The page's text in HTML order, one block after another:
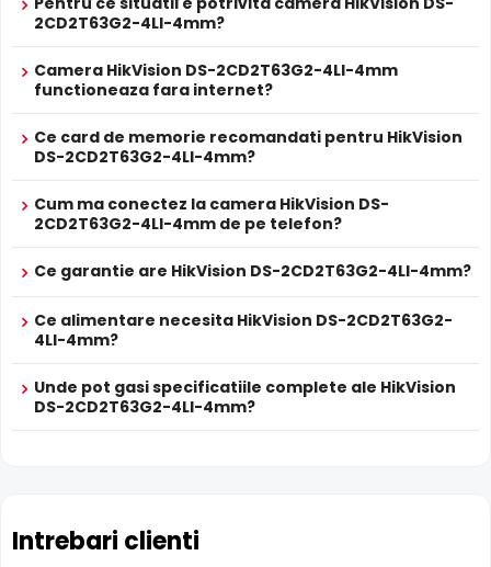
Filtru IR Mecanic (ICR)
mecanic autoretractabilce filtreaza lumina in infrarosu
pe timpul zilei, pentru a evita defectele de culoare, iar pe
sa treaca, imbunatatind vizibilitatea.
intensitatea iluminatorului in infrarosu in functie de
2CD2T63G2-4LI-4mm?
Camera HikVision DS-2CD2T63G2-4LI-4mm
functioneaza fara internet?
Ce card de memorie recomandati pentru HikVision
DS-2CD2T63G2-4LI-4mm?
Cum ma conectez la camera HikVision DS-
2CD2T63G2-4LI-4mm de pe telefon?
Ce garantie are HikVision DS-2CD2T63G2-4LI-4mm?
Ce alimentare necesita HikVision DS-2CD2T63G2-
4LI-4mm?
Unde pot gasi specificatiile complete ale HikVision
DS-2CD2T63G2-4LI-4mm?
Intrebari clienti